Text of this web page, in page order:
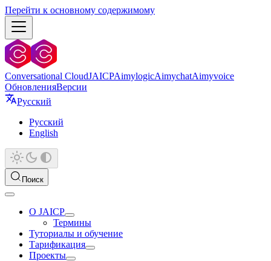
Перейти к основному содержимому
Conversational CloudJAICPAimylogicAimychatAimyvoice
ОбновленияВерсии
Русский
Русский
English
Поиск
О JAICP
Термины
Туториалы и обучение
Тарификация
Проекты